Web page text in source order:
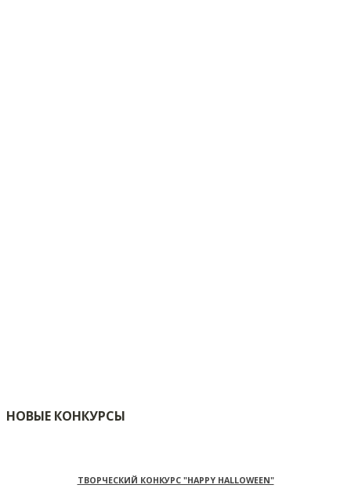
НОВЫЕ КОНКУРСЫ
ТВОРЧЕСКИЙ КОНКУРС "HAPPY HALLOWEEN"